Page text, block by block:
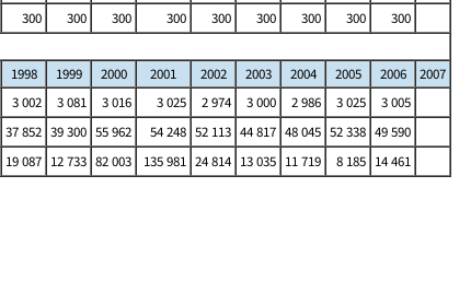
300 300 300 300 300 300 300 300
300
1998 1999 2000 2001 2002 2003 2004 2005 2006
2007
3 002 3 081 3 016 3 025 2 974 3 000 2 986 3 025
3 005
37 852 39 300 55 962 54 248 52 113 44 817 48 045 52 338 49 590
19 087 12 733 82 003 135 981 24 814 13 035 11 719 8 185 14 461